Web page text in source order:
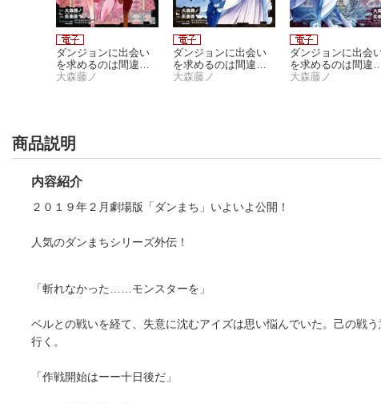
ダンジョンに出会い
を求めるのは間違っ
ているだろうか 外
大森藤ノ
ダンジョンに出会い
を求めるのは間違っ
ているだろうか 外
大森藤ノ
ダンジョンに出会
を求めるのは間違っ
ているだろうか 外
大森藤ノ
商品説明
内容紹介
２０１９年２月劇場版「ダンまち」いよいよ公開！
人気のダンまちシリーズ外伝！
「斬れなかった……モンスターを」
ベルとの戦いを経て、失意に沈むアイズは思い悩んでいた。己の戦
行く。
「作戦開始はーー十日後だ」